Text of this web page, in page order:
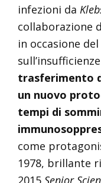
infezioni da
collaborazione
in occasione
trasferimento
un nuovo
tempi di
come
1978, brillante
2015 Senior